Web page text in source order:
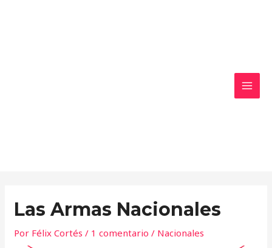
Las Armas Nacionales
Por Félix Cortés/ 1 comentario / Nacionales